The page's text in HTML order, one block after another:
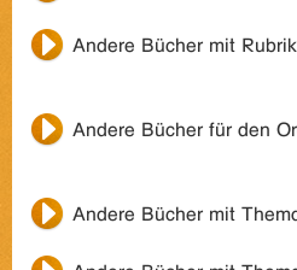
Andere Bücher mit Rubrik
Andere Bücher für den
Andere Bücher mit